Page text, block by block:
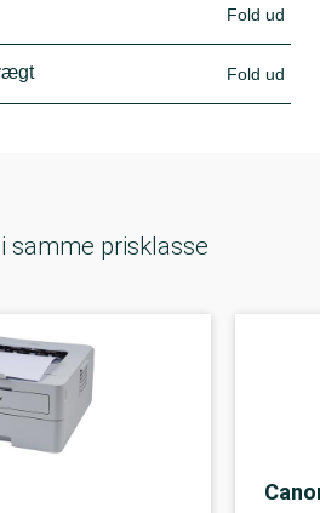
Fold ud
Fold ud
samme prisklasse